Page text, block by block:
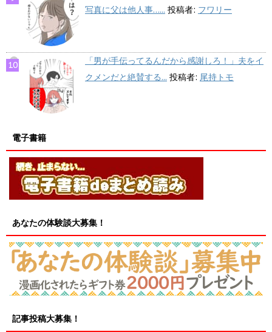
写真に父は他人事…... 投稿者: フワリー
「男が手伝ってるんだから感謝しろ！」夫をイ
クメンだと絶賛する... 投稿者: 尾持トモ
電子書籍
あなたの体験談大募集！
記事投稿大募集！